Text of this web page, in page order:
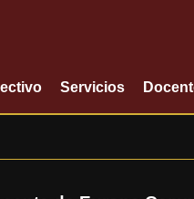
Servicios